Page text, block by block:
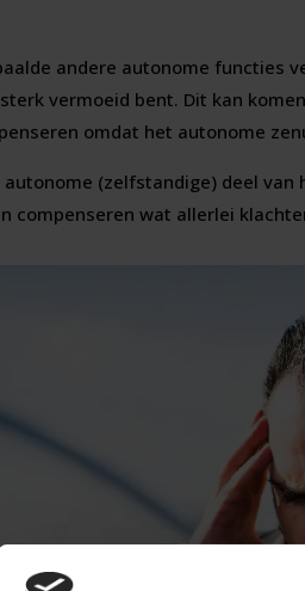
andere autonome functies
vermoeid bent. Dit kan
omdat het autonome
(zelfstandige) deel
compenseren wat allerlei